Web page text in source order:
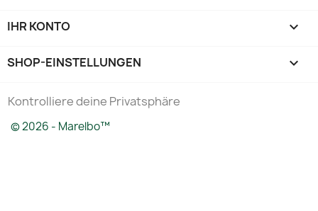
IHR KONTO 
SHOP-EINSTELLUNGEN keyboard_arrow_down
Kontrolliere deine Privatsphäre
© 2026 - Marelbo™